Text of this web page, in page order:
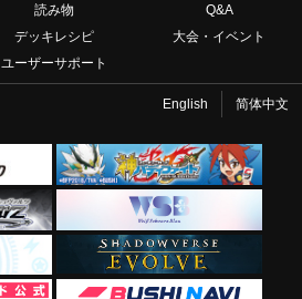
読み物
Q&A
デッキレシピ
大会・イベント
ユーザーサポート
English 简体中文